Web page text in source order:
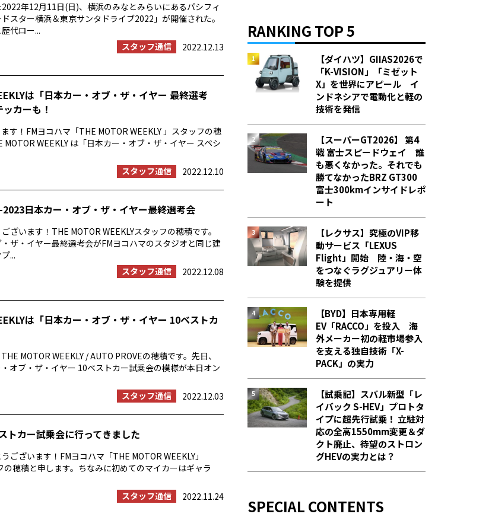
年12月11日(日)、横浜のみなとみらいにあるパシフィ
スター横浜＆東京サンタドライブ2022」が開催された。
代ロー...
スタッフ通信
2022.12.13
は「日本カー・オブ・ザ・イヤー 最終選考
カーも！
す！FMヨコハマ「THE MOTOR WEEKLY 」スタッフの穂
WEEKLY は「日本カー・オブ・ザ・イヤー スペシ
スタッフ通信
2022.12.10
2023日本カー・オブ・ザ・イヤー最終選考会
ざいます！THE MOTOR WEEKLYスタッフの穂積です。
ザ・イヤー最終選考会がFMヨコハマのスタジオと同じ建
...
スタッフ通信
2022.12.08
は「日本カー・オブ・ザ・イヤー 10ベストカ
MOTOR WEEKLY / AUTO PROVEの穂積です。先日、
オブ・ザ・イヤー 10ベストカー試乗会の模様が本日オン
スタッフ通信
2022.12.03
トカー試乗会に行ってきました
ございます！FMヨコハマ「THE MOTOR WEEKLY」
の穂積と申します。ちなみに初めてのマイカーはギャラ
スタッフ通信
2022.11.24
RANKING TOP 5
【ダイハツ】GIIAS2026で
「K-VISION」「ミゼット
X」を世界にアピール イ
ンドネシアで電動化と軽の
技術を発信
【スーパーGT2026】 第4
戦 富士スピードウェイ 誰
も悪くなかった。それでも
勝てなかった――BRZ GT300
富士300kmインサイドレポ
ート
【レクサス】究極のVIP移
動サービス「LEXUS
Flight」開始 陸・海・空
をつなぐラグジュアリー体
験を提供
【BYD】日本専用軽
EV「RACCO」を投入 海
外メーカー初の軽市場参入
を支える独自技術「X-
PACK」の実力
【試乗記】スバル新型「レ
イバック S-HEV」プロトタ
イプに超先行試乗！ 立駐対
応の全高1550mm変更＆ダ
クト廃止、待望のストロン
グHEVの実力とは？
SPECIAL CONTENTS